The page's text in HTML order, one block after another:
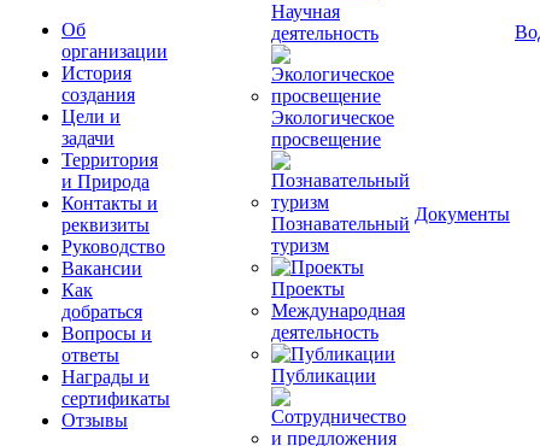
Об
организации
История
создания
Цели и
задачи
Территория
и Природа
Контакты и
реквизиты
Руководство
Вакансии
Как
добраться
Вопросы и
ответы
Награды и
сертификаты
Отзывы
Научная
деятельность
Экологическое
просвещение
Познавательный
туризм
Проекты
Международная
деятельность
Публикации
Документы